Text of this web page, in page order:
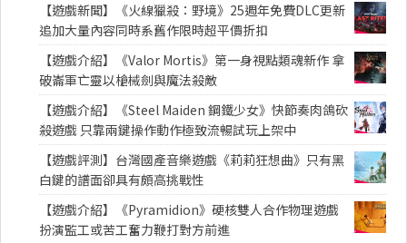
【遊戲新聞】《火線獵殺：野境》25週年免費DLC更新
追加大量內容同時系舊作限時超平價折扣
【遊戲介紹】《Valor Mortis》第一身視點類魂新作 拿
破崙軍亡靈以槍械劍與魔法殺敵
【遊戲介紹】《Steel Maiden 鋼鐵少女》快節奏肉鴿砍
殺遊戲 只靠兩鍵操作動作極致流暢試玩上架中
【遊戲評測】台灣國產音樂遊戲《莉莉狂想曲》只有黑
白鍵的譜面卻具有頗高挑戰性
【遊戲介紹】《Pyramidion》硬核雙人合作物理遊戲
扮演監工或苦工奮力鞭打對方前進